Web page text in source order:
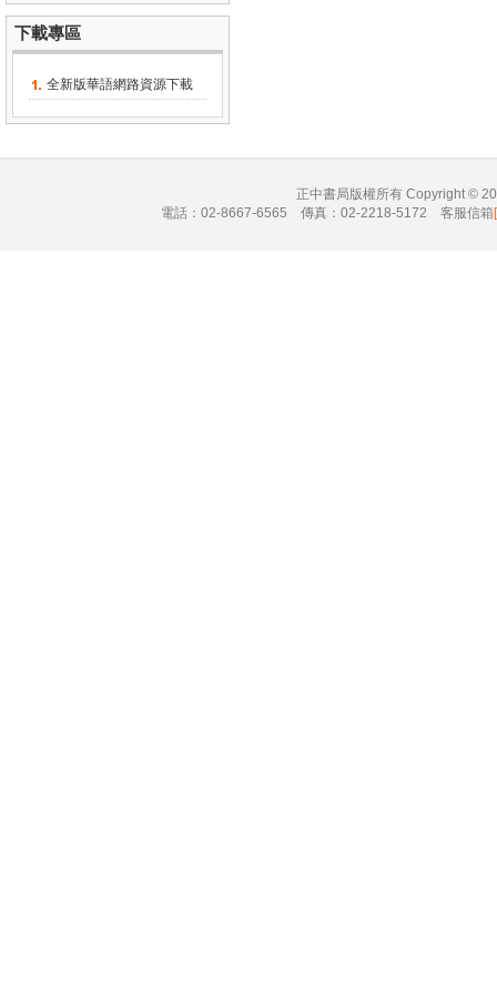
下載專區
全新版華語網路資源下載
正中書局版權所有 Copyright ©
電話：02-8667-6565 傳真：02-2218-5172 客服信箱